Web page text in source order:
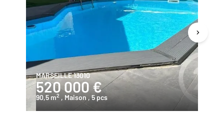
MARSEILLE 13010
520 000 €
90,5 m2 , Maison , 5 pcs